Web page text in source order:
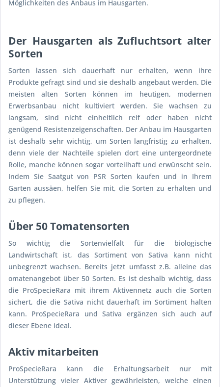
Möglichkeiten des Anbaus im Hausgarten.
Der Hausgarten als Zufluchtsort alter
Sorten
Sorten lassen sich dauerhaft nur erhalten, wenn ihre
Produkte gefragt sind und sie deshalb angebaut werden. Die
meisten alten Sorten können im heutigen, modernen
Erwerbsanbau nicht kultiviert werden. Sie wachsen zu
langsam, sind nicht einheitlich reif oder haben nicht
genügend Resistenzeigenschaften. Der Anbau im Hausgarten
ist deshalb sehr wichtig, um Sorten langfristig zu erhalten,
denn viele der Nachteile spielen dort eine untergeordnete
Rolle, manche können sogar vorteilhaft und erwünscht sein.
Indem Sie Saatgut von PSR Sorten kaufen und in Ihrem
Garten aussäen, helfen Sie mit, die Sorten zu erhalten und
zu pflegen.
Über 50 Tomatensorten
So wichtig die Sortenvielfalt für die biologische
Landwirtschaft ist, das Sortiment von Sativa kann nicht
unbegrenzt wachsen. Bereits jetzt umfasst z.B. alleine das
omatenangebot über 50 Sorten. Es ist deshalb wichtig, dass
die ProSpecieRara mit ihrem Aktivennetz auch die Sorten
sichert, die die Sativa nicht dauerhaft im Sortiment halten
kann. ProSpecieRara und Sativa ergänzen sich auch auf
dieser Ebene ideal.
Aktiv mitarbeiten
ProSpecieRara kann die Erhaltungsarbeit nur mit
Unterstützung vieler Aktiver gewährleisten, welche einen